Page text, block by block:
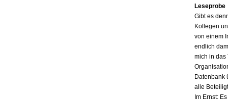
Leseprobe
Gibt es
Kollegen
von einem
endlich
mich in das
Datenbank
alle
Im Ernst: